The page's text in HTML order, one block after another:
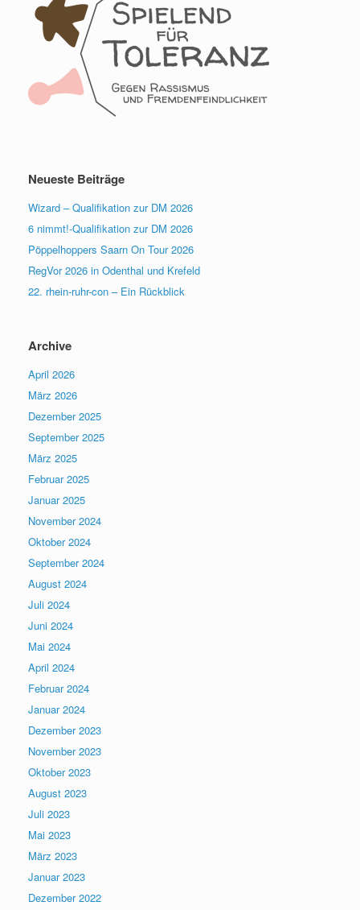
Neueste Beiträge
Wizard – Qualifikation zur DM 2026
6 nimmt!-Qualifikation zur DM 2026
Pöppelhoppers Saarn On Tour 2026
RegVor 2026 in Odenthal und Krefeld
22. rhein-ruhr-con – Ein Rückblick
Archive
April 2026
März 2026
Dezember 2025
September 2025
März 2025
Februar 2025
Januar 2025
November 2024
Oktober 2024
September 2024
August 2024
Juli 2024
Juni 2024
Mai 2024
April 2024
Februar 2024
Januar 2024
Dezember 2023
November 2023
Oktober 2023
August 2023
Juli 2023
Mai 2023
März 2023
Januar 2023
Dezember 2022